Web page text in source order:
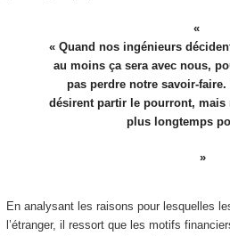
« Quand nos ingénieurs
au moins ça sera avec nous,
pas perdre notre savoir-
désirent partir le pourront, mais
plus longtemps
En analysant les raisons pour lesquelles
l’étranger, il ressort que les motifs